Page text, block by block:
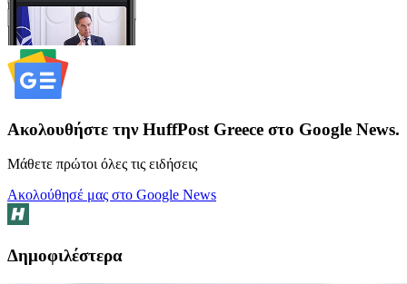
Ακολουθήστε την HuffPost Greece στο Google News.
Μάθετε πρώτοι όλες τις ειδήσεις
Ακολούθησέ μας στο Google News
Δημοφιλέστερα